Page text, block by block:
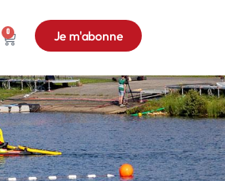
0 Je m'abonne